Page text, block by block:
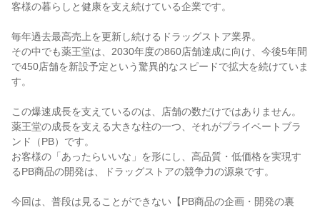
客様の暮らしと健康を支え続けている企業です。
毎年過去最高売上を更新し続けるドラッグストア業界。
その中でも薬王堂は、2030年度の860店舗達成に向け、今後5年間
で450店舗を新設予定という驚異的なスピードで拡大を続けていま
す。
この爆速成長を支えているのは、店舗の数だけではありません。
薬王堂の成長を支える大きな柱の一つ、それがプライベートブラ
ンド（PB）です。
お客様の「あったらいいな」を形にし、高品質・低価格を実現す
るPB商品の開発は、ドラッグストアの競争力の源泉です。
今回は、普段は見ることができない【PB商品の企画・開発の裏